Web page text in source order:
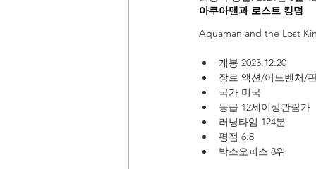
아쿠아맨과 로스트 킹덤
Aquaman and the Lost
개봉 2023.12.20
장르 액션/어드벤처/
국가 미국
등급 12세이상관람가
러닝타임 124분
평점 6.8
박스오피스 8위